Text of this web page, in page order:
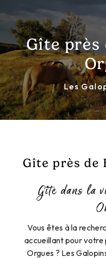
Gîte près
Les
Gîte près de
Gîte dans la
Vous êtes à la
accueillant pour
Orgues ? Les